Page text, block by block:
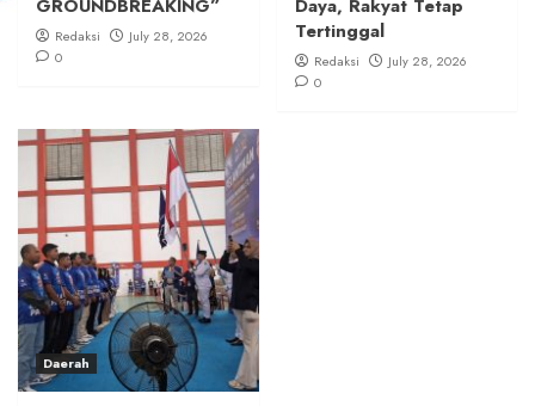
GROUNDBREAKING”
Redaksi
July 28, 2026
0
Daya, Rakyat Tetap
Tertinggal
Redaksi
July 28, 2026
0
Daerah